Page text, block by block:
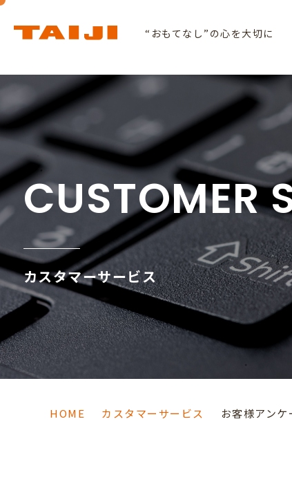
“おもてなし”の心を大切に
タイジについて
ABOUT US
選ばれる
製品情報
PRODUCTS
製品情報一覧へ
ホットロースター
導入事例
CASE STUDY
事例一覧へ
ホテル旅館
タイジの製品
TO SEE THE
カスタマーサービス
CUSTOMERSERVICE
カスタマーページへ
お客
CUSTOMER
カスタマーサービス
HOME カスタマーサービス お客様アン